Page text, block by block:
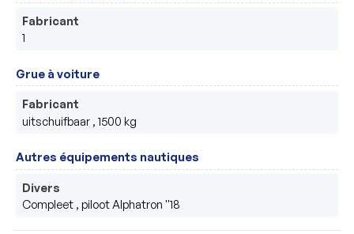
Fabricant
1
Grue à voiture
Fabricant
uitschuifbaar , 1500 kg
Autres équipements nautiques
Divers
Compleet , piloot Alphatron ''18